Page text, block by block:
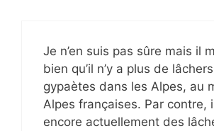
Je n’en suis pas sûre mais il
bien qu’il n’y a plus de
gypaètes dans les Alpes, au
Alpes françaises. Par contre,
encore actuellement des